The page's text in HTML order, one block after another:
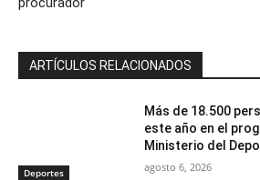
ARTÍCULOS RELACIONADOS
Deportes
Más de 18.500
este año en el
Ministerio del
agosto 6, 2026